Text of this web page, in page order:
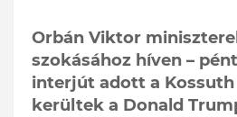
Orbán Viktor
szokásához híven –
interjút adott a Kossuth
kerültek a Donald